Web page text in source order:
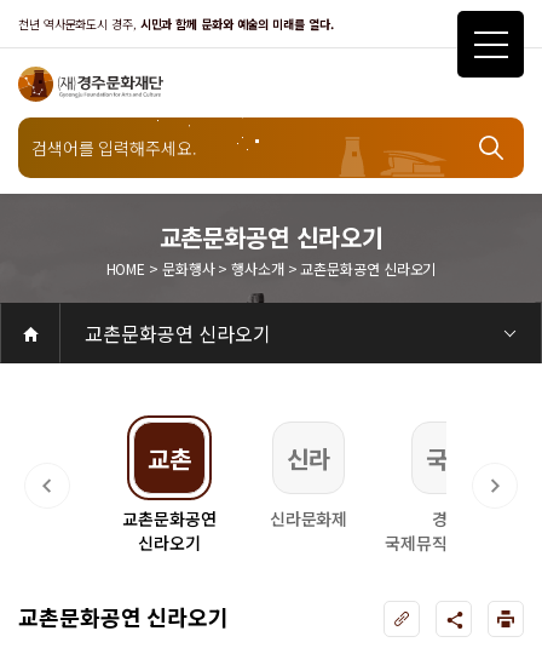
천년 역사문화도시 경주, 시민과 함께 문화와 예술의 미래를 열다.
교촌문화공연 신라오기
HOME > 문화행사 > 행사소개 > 교촌문화공연 신라오기
행사소개
교촌문화공연 신라오기
공연
공연일정
객석안내
화랑홀
화랑홀 2층
화랑홀 3층
원화홀
티켓안내
티켓안내
티켓예매
티켓수령
할인규정
취소·환불규정
문화나눔티켓
공연예절·서비스
공연장 관람예절
공연장 편의서비스
전시
전시일정
현재전시
예정전시
지난전시
전시연계교육신청
알천미술관소장품
전시예절·서비스
미술관 관람예절
미술관 편의서비스
아카데미
교육일정
문화행사
행사일정
행사소개
경주 대릉원돌담길 축제
국제경주역사문화포럼
금속공예관
경주 e스포츠 페스티벌
돗자리피크닉
국제경주역사문화포럼
교촌문화공연 신라오기
신라문화제
국제뮤직페스티벌
경주문화관1918
교촌버스킹
지역예술인 지원사업
봉황대 뮤직스퀘어
경주국악여행
제야의 종 타종식
한수원아트페스티벌
한복문화주간
동아시아 문화도시
MyK FESTA in 경주
경주시 관광기념품 공모전
뉴스
갤러리
대관
대관공고·절차
경주예술의전당
경주문화관1918
대관운영조례
운영조례
경주예술의전당
운영규칙
공연장 및 부대시설
알천미술관
경주문화관1918
사용료
경주예술의전당
경주문화관1918
대관신청
경주예술의전당
경주문화관1918
시설소개
경주예술의전당
시설소개
공연장
화랑홀
원화홀
알천미술관
기타시설
경주문화관1918
시립예술단
시립극단
시립극단 소개
단원현황
시립합창단
시립합창단 소개
단원현황
시립신라고취대
시립신라고취대 소개
단원현황
연간일정
열린마당
공지사항
공지사항
입찰정보
채용정보
자료실
홍보·보도자료
서식·매뉴얼
웹진
Q&A
FAQ
가입 및 정보
공연
전시
아카데미
대관
기타
질문과답변
우수고객
회원안내 · 혜택
우수고객
경주문화재단
인사말
재단소개
비전전략
사업안내
연혁
재단CI
조직도
ESG 윤리·경영
ESG경영 선언문
인권경영선언문
임직원행동강령
문화서비스윤리헌장
통합신고센터
경영공시
경영목표 예산서 운영계획
결산서
임원 및 운영인력 현황 인건비 예산 집행현황
경영실적
외부기관 감사
기타공시
계약현황
기부금현황
업무추진비 복리후생비 내역
오시는길
경주예술의전당
경주문화관1918
신라금속공예관
교촌
교촌문화공연
신라오기
신라
신라문화제
국제
경주
국제뮤직페스티벌
교촌문화공연 신라오기